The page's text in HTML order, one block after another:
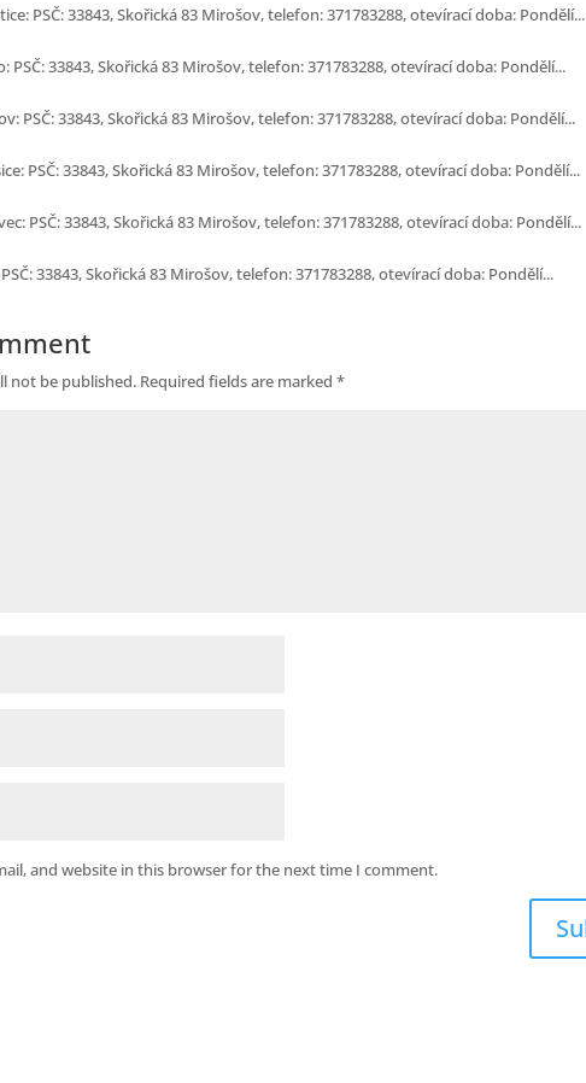
PSČ: 33843, Skořická 83 Mirošov, telefon: 371783288, otevírací doba: Pondělí...
PSČ: 33843, Skořická 83 Mirošov, telefon: 371783288, otevírací doba: Pondělí...
PSČ: 33843, Skořická 83 Mirošov, telefon: 371783288, otevírací doba: Pondělí...
PSČ: 33843, Skořická 83 Mirošov, telefon: 371783288, otevírací doba: Pondělí...
PSČ: 33843, Skořická 83 Mirošov, telefon: 371783288, otevírací doba: Pondělí...
33843, Skořická 83 Mirošov, telefon: 371783288, otevírací doba: Pondělí...
not be published. Required fields are marked *
and website in this browser for the next time I comment.